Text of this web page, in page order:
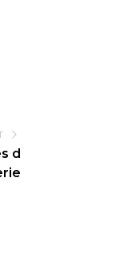
d